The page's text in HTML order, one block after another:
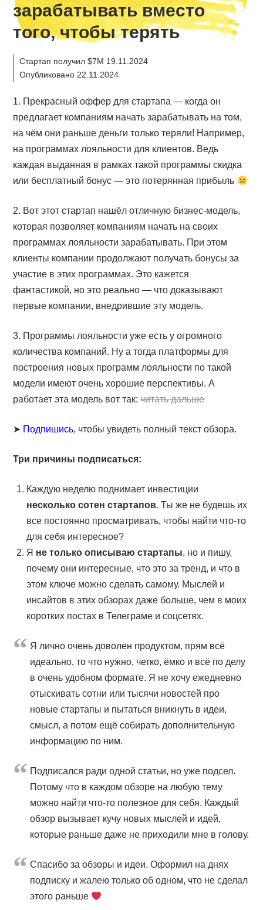
зарабатывать вместо
того, чтобы терять
Стартап получил $7M 19.11.2024
Опубликовано 22.11.2024
1. Прекрасный оффер для стартапа — когда он
предлагает компаниям начать зарабатывать на том,
на чём они раньше деньги только теряли! Например,
на программах лояльности для клиентов. Ведь
каждая выданная в рамках такой программы скидка
или бесплатный бонус — это потерянная прибыль
2. Вот этот стартап нашёл отличную бизнес-модель,
которая позволяет компаниям начать на своих
программах лояльности зарабатывать. При этом
клиенты компании продолжают получать бонусы за
участие в этих программах. Это кажется
фантастикой, но это реально — что доказывают
первые компании, внедрившие эту модель.
3. Программы лояльности уже есть у огромного
количества компаний. Ну а тогда платформы для
построения новых программ лояльности по такой
модели имеют очень хорошие перспективы. А
работает эта модель вот так:читать дальше
➤ Подпишись, чтобы увидеть полный текст обзора.
Три причины подписаться:
Каждую неделю поднимает инвестиции
несколько сотен стартапов. Ты же не будешь их
все постоянно просматривать, чтобы найти что-то
для себя интересное?
Я не только описываю стартапы, но и пишу,
почему они интересные, что это за тренд, и что в
этом ключе можно сделать самому. Мыслей и
инсайтов в этих обзорах даже больше, чем в моих
коротких постах в Телеграме и соцсетях.
Я лично очень доволен продуктом, прям всё
идеально, то что нужно, четко, ёмко и всё по делу
в очень удобном формате. Я не хочу ежедневно
отыскивать сотни или тысячи новостей про
новые стартапы и пытаться вникнуть в идеи,
смысл, а потом ещё собирать дополнительную
информацию по ним.
Подписался ради одной статьи, но уже подсел.
Потому что в каждом обзоре на любую тему
можно найти что-то полезное для себя. Каждый
обзор вызывает кучу новых мыслей и идей,
которые раньше даже не приходили мне в голову.
Cпасибо за обзоры и идеи. Оформил на днях
подписку и жалею только об одном, что не сделал
этого раньше